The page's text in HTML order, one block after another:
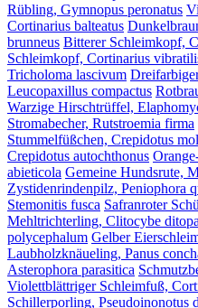
Rübling, Gymnopus peronatus
Cortinarius balteatus
brunneus Bitterer Schleimkopf,
Schleimkopf, Cortinarius
Tricholoma lascivum
Leucopaxillus compactus
Warzige Hirschtrüffel,
Stromabecher, Rutstroemia firma
Stummelfüßchen, Crepidotus
Crepidotus autochthonus
abieticola Gemeine Hundsrute,
Zystidenrindenpilz, Peniophora
Stemonitis fusca Safranroter
Mehltrichterling, Clitocybe ditopa
polycephalum Gelber
Laubholzknäueling, Panus
Asterophora parasitica
Violettblättriger Schleimfuß,
Schillerporling, Pseudoinonotus